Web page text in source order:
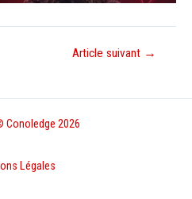
Article suivant →
Conoledge 2026
Légales